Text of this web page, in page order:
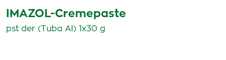
IMAZOL-Cremepaste
pst der (Tuba Al) 1x30 g